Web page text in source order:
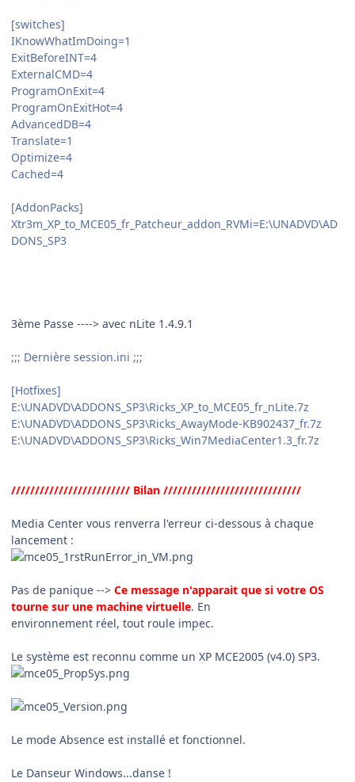
[switches]
IKnowWhatImDoing=1
ExitBeforeINT=4
ExternalCMD=4
ProgramOnExit=4
ProgramOnExitHot=4
AdvancedDB=4
Translate=1
Optimize=4
Cached=4
[AddonPacks]
Xtr3m_XP_to_MCE05_fr_Patcheur_addon_RVMi=E:\UNADVD\AD
DONS_SP3
3ème Passe ----> avec nLite 1.4.9.1
;;; Dernière session.ini ;;;
[Hotfixes]
E:\UNADVD\ADDONS_SP3\Ricks_XP_to_MCE05_fr_nLite.7z
E:\UNADVD\ADDONS_SP3\Ricks_AwayMode-KB902437_fr.7z
E:\UNADVD\ADDONS_SP3\Ricks_Win7MediaCenter1.3_fr.7z
///////////////////////// Bilan /////////////////////////////
Media Center vous renverra l'erreur ci-dessous à chaque
lancement :
Pas de panique --> Ce message n'apparait que si votre OS
tourne sur une machine virtuelle. En
environnement réel, tout roule impec.
Le système est reconnu comme un XP MCE2005 (v4.0) SP3.
Le mode Absence est installé et fonctionnel.
Le Danseur Windows...danse !